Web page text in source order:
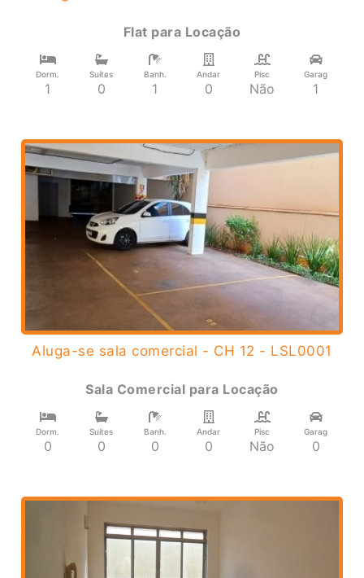
Flat para Locação
Dorm.
1
Suítes
0
Banh.
1
Andar
0
Pisc
Não
Garag
1
Aluga-se sala comercial - CH 12 - LSL0001
Sala Comercial para Locação
Dorm.
0
Suítes
0
Banh.
0
Andar
0
Pisc
Não
Garag
0